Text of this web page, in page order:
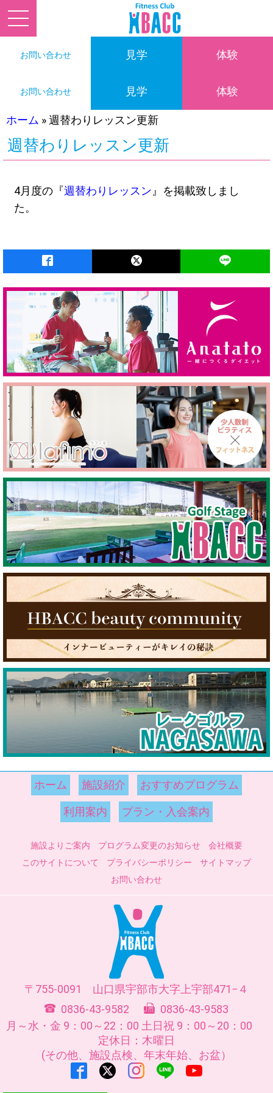
お問い合わせ 見学 体験
お問い合わせ 見学 体験
ホーム »週替わりレッスン更新
週替わりレッスン更新
4月度の『週替わりレッスン 』を掲載致しまし
た。
ホーム 施設紹介 おすすめプログラム
利用案内 プラン・入会案内
施設よりご案内 プログラム変更のお知らせ
会社概要
このサイトについて
プライバシーポリシー
サイトマップ
お問い合わせ
755-0091 山口県宇部市大字上宇部471−４
0836-43-9582
0836-43-9583
月～水・金 9：00～22：00 土日祝 9：00～20：00
定休日：木曜日
(その他、施設点検、年末年始、お盆）